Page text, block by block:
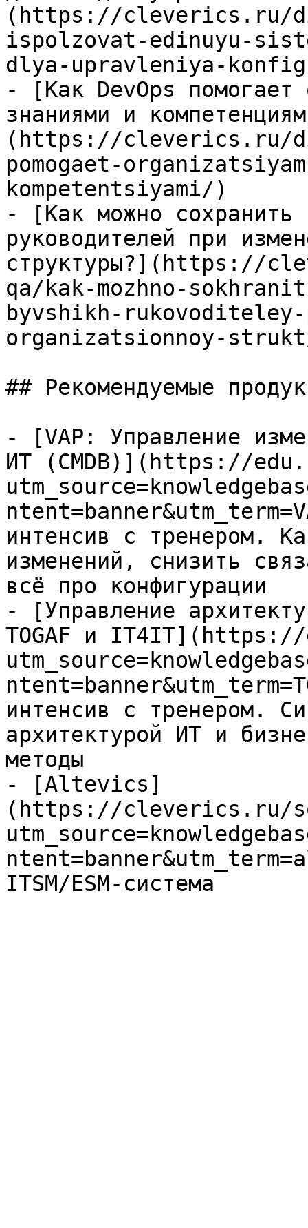
(https://cleverics.ru/
ispolzovat-edinuyu-
dlya-upravleniya-
- [Как DevOps помогает
знаниями и
(https://cleverics.ru/
pomogaet-
kompetentsiyami/)
- [Как можно сохранить
руководителей при
структуры?](https://
qa/kak-mozhno-
byvshikh-
organizatsionnoy-
## Рекомендуемые
- [VAP: Управление
ИТ (CMDB)](https://
интенсив с тренером.
изменений, снизить
всё про конфигурации
- [Управление
TOGAF и
интенсив с тренером.
архитектурой ИТ и
методы
- [Altevics]
(https://cleverics.ru/
ITSM/ESM-система